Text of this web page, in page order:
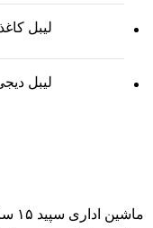
لیبل کاغذی
لیبل